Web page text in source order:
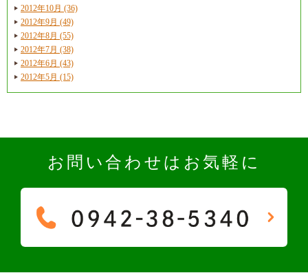
2012年10月 (36)
2012年9月 (49)
2012年8月 (55)
2012年7月 (38)
2012年6月 (43)
2012年5月 (15)
お問い合わせはお気軽に